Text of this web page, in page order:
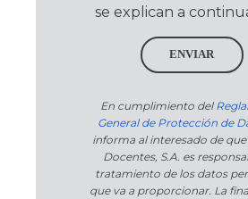
se explican a
ENVIAR
En cumplimiento del
General de Protección de
informa al interesado de
Docentes, S.A. es
tratamiento de los datos
que va a proporcionar. La